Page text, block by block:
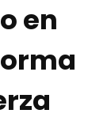
en